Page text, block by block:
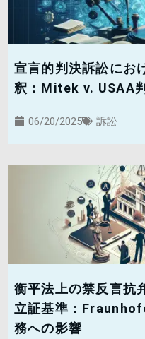
宣言的判決訴訟にお
釈：Mitek v. USAA
06/20/2025 訴訟
衡平法上の禁反言抗
立証基準：
務への影響